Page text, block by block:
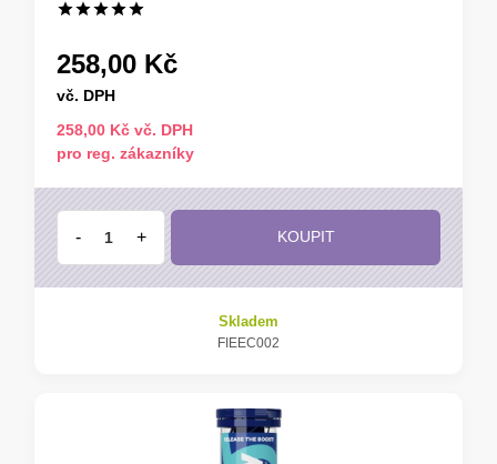
258,00 Kč
vč. DPH
258,00 Kč vč. DPH
pro reg. zákazníky
- + KOUPIT
Skladem
FIEEC002